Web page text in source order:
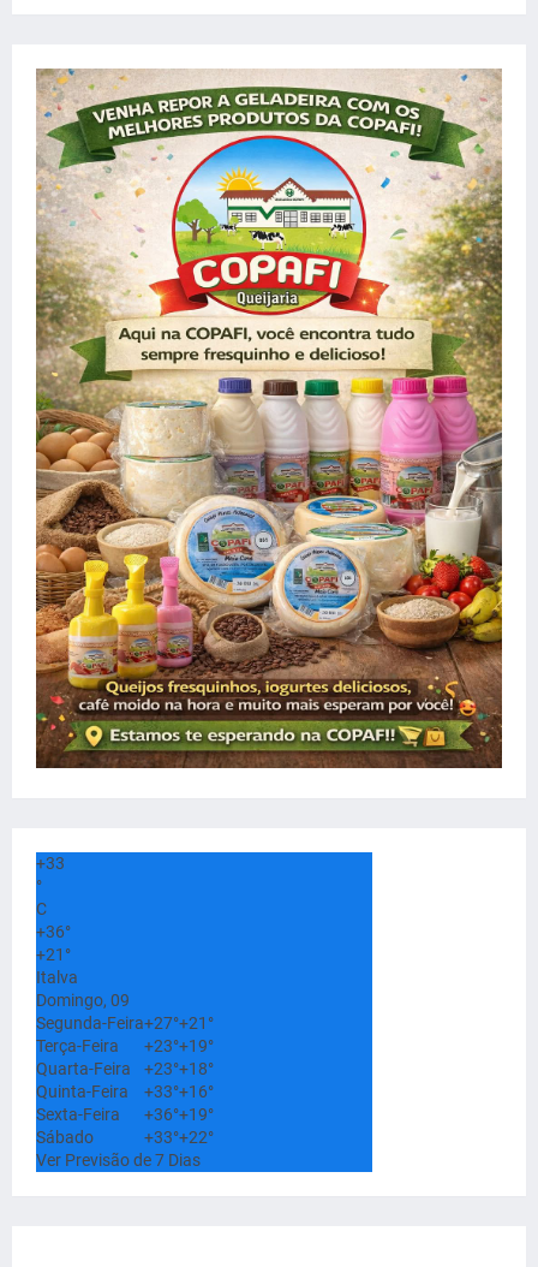
+33
°
C
+36°
+21°
Italva
Domingo, 09
Segunda-Feira+27°+21°
Terça-Feira
+23°+19°
Quarta-Feira
+23°+18°
Quinta-Feira
+33°+16°
Sexta-Feira
+36°+19°
Sábado
+33°+22°
Ver Previsão de 7 Dias